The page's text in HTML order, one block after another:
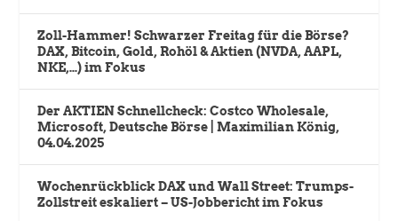
Zoll-Hammer! Schwarzer Freitag für die Börse?
DAX, Bitcoin, Gold, Rohöl & Aktien (NVDA, AAPL,
NKE,…) im Fokus
Der AKTIEN Schnellcheck: Costco Wholesale,
Microsoft, Deutsche Börse | Maximilian König,
04.04.2025
Wochenrückblick DAX und Wall Street: Trumps-
Zollstreit eskaliert – US-Jobbericht im Fokus